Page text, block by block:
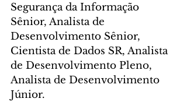
Segurança da Informação
Sênior, Analista de
Desenvolvimento Sênior,
Cientista de Dados SR, Analista
de Desenvolvimento Pleno,
Analista de Desenvolvimento
Júnior.